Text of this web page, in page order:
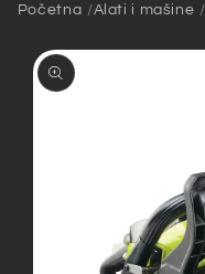
Početna Alati i mašine
informacije